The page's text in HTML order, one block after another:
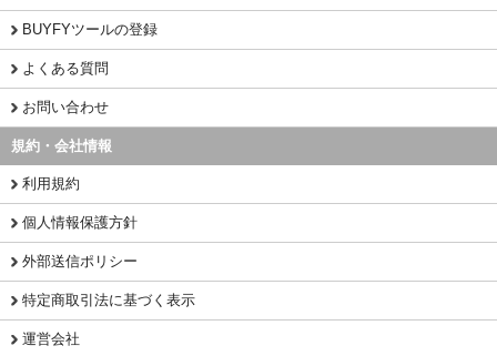
BUYFYツールの登録
よくある質問
お問い合わせ
規約・会社情報
利用規約
個人情報保護方針
外部送信ポリシー
特定商取引法に基づく表示
運営会社